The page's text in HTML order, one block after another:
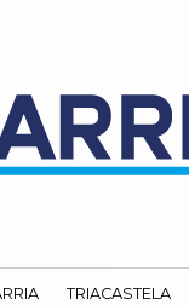
TRIACASTELA